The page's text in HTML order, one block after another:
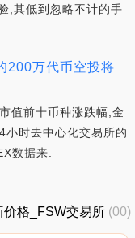
,其低到忽略不计的手
200万代币空投将
值前十币种涨跌幅,金
时去中心化交易所的
数据来.
格_FSW交易所 (00)